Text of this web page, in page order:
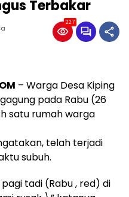
Terbakar
227
– Warga Desa Kiping
pada Rabu (26
satu rumah warga
telah terjadi
subuh.
tadi (Rabu , red) di